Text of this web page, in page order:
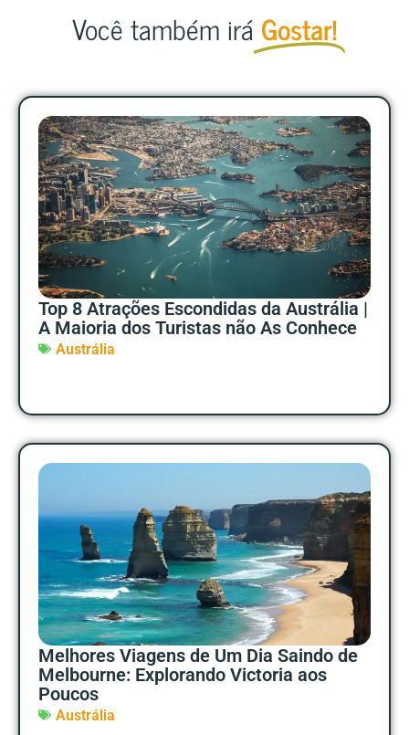
Você também irá Gostar!
Top 8 Atrações Escondidas da Austrália |
A Maioria dos Turistas não As Conhece
Austrália
Melhores Viagens de Um Dia Saindo de
Melbourne: Explorando Victoria aos
Poucos
Austrália